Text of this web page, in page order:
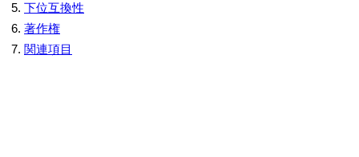
下位互換性
著作権
関連項目